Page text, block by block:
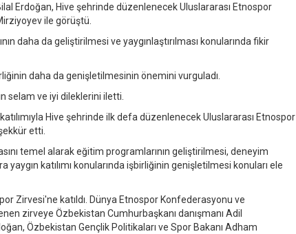
Erdoğan, Hive şehrinde düzenlenecek Uluslararası Etnospor
ile görüştü.
daha da geliştirilmesi ve yaygınlaştırılması konularında fikir
daha da genişletilmesinin önemini vurguladı.
selam ve iyi dileklerini iletti.
Hive şehrinde ilk defa düzenlenecek Uluslararası Etnospor
etti.
temel alarak eğitim programlarının geliştirilmesi, deneyim
katılımı konularında işbirliğinin genişletilmesi konuları ele
Zirvesi'ne katıldı. Dünya Etnospor Konfederasyonu ve
zirveye Özbekistan Cumhurbaşkanı danışmanı Adil
Özbekistan Gençlik Politikaları ve Spor Bakanı Adham